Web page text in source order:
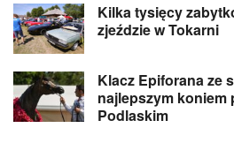
Kilka tysięcy
zjeździe w Tokarni
Klacz Epiforana ze
najlepszym koniem
Podlaskim